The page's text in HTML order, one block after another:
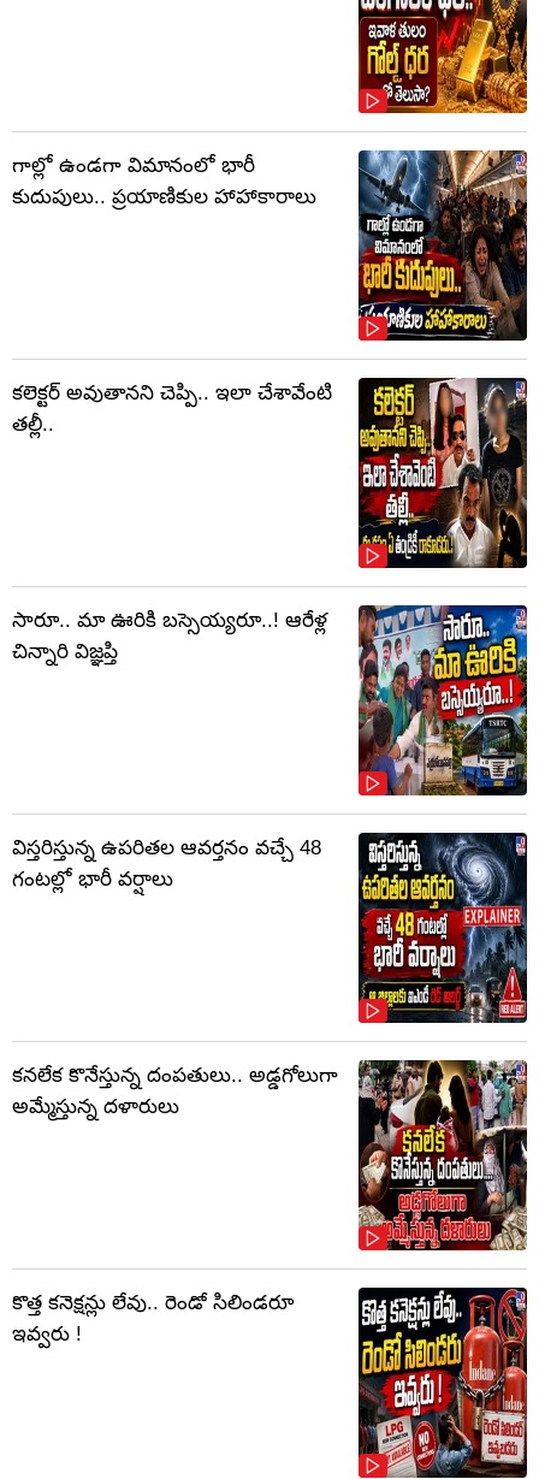
గాల్లో ఉండగా విమానంలో భారీ
కుదుపులు.. ప్రయాణికుల హాహాకారాలు
కలెక్టర్‌ అవుతానని చెప్పి.. ఇలా చేశావేంటి
తల్లీ..
సారూ.. మా ఊరికి బస్సెయ్యరూ..! ఆరేళ్ల
చిన్నారి విజ్ఞప్తి
విస్తరిస్తున్న ఉపరితల ఆవర్తనం వచ్చే 48
గంటల్లో భారీ వర్షాలు
కనలేక కొనేస్తున్న దంపతులు.. అడ్డగోలుగా
అమ్మేస్తున్న దళారులు
కొత్త కనెక్షన్లు లేవు.. రెండో సిలిండరూ
ఇవ్వరు !